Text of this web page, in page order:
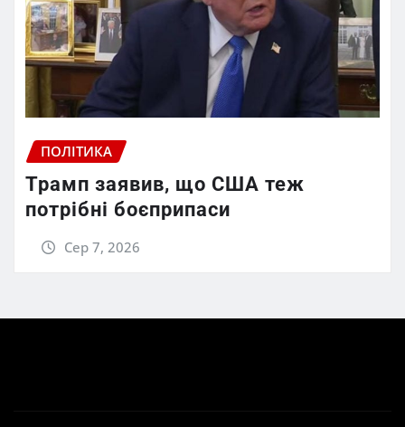
ПОЛІТИКА
Трамп заявив, що США теж
потрібні боєприпаси
Сер 7, 2026